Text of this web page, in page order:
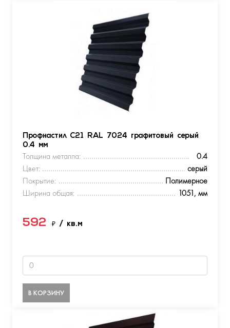
Профнастил С21 RAL 7024 графитовый серый
0.4 мм
Толщина металла:
0.4
Цвет:
серый
Покрытие:
Полимерное
Ширина общая:
1051, мм
592 ₽ / кв.м
В КОРЗИНУ